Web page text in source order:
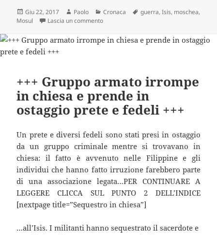
Scritto
il
Giu 22, 2017 Autore
Paolo Categorie
Cronaca Tag
guerra,Isis, moschea,
Mosul
Lascia un commentosu “È saltata in aria”: la notizia sta
+++ Gruppo armato irrompe
in chiesa e prende in
ostaggio prete e fedeli +++
Un prete e diversi fedeli sono stati presi in ostaggio
da un gruppo criminale mentre si trovavano in
chiesa: il fatto è avvenuto nelle Filippine e gli
individui che hanno fatto irruzione farebbero parte
di una associazione legata…PER CONTINUARE A
LEGGERE CLICCA SUL PUNTO 2 DELL’INDICE
[nextpage title=”Sequestro in chiesa”]
…all’Isis. I militanti hanno sequestrato il sacerdote e